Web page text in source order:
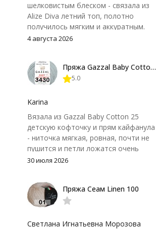
шелковистым блеском - связала из
Alize Diva летний топ, полотно
получилось мягким и аккуратным.
Петли хорошо видны, вяжется
нюанс - пряжа немного скользит и
иногда расслаивается, пришлось
крючок поудобнее.
4 августа 2026
Пряжа Gazzal Baby Cotton 25
5.0
Karina
Вязала из Gazzal Baby Cotton 25
детскую кофточку и прям кайфанула
- ниточка мягкая, ровная, почти не
пушится и петли ложатся очень
аккуратно. После стирки полотно
потеряло, цвет тоже не стал
тусклее. Единственный нюанс -
моточки маленькие, расход лучше
чуть-чуть не хватило))
30 июля 2026
Пряжа Сеам Linen 100
Светлана Игнатьевна Морозова